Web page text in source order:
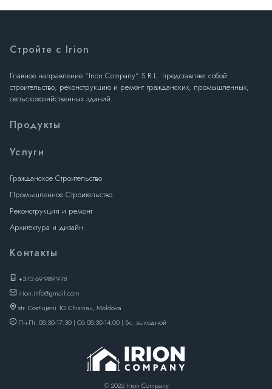
Стройте с Irion
Главное направление "Irion Company" S.R.L. представляет собой
строительство, реконструкцию и ремонт гражданских, промышленных,
сельскохозяйственных зданий.
Продукты
Услуги
Гражданское Строительство
Промышленное Строительство
Реконструкция и ремонт
Архитектура и дизайн
Контакты
+373 69 989 978
irion.info@gmail.com
str. Costiujeni 1G Chisinau, Moldova
Пн-Пт. 08:30-17:30 | Сб 08:30-14:00 | Вс. выходной
© 2026 Irion Company